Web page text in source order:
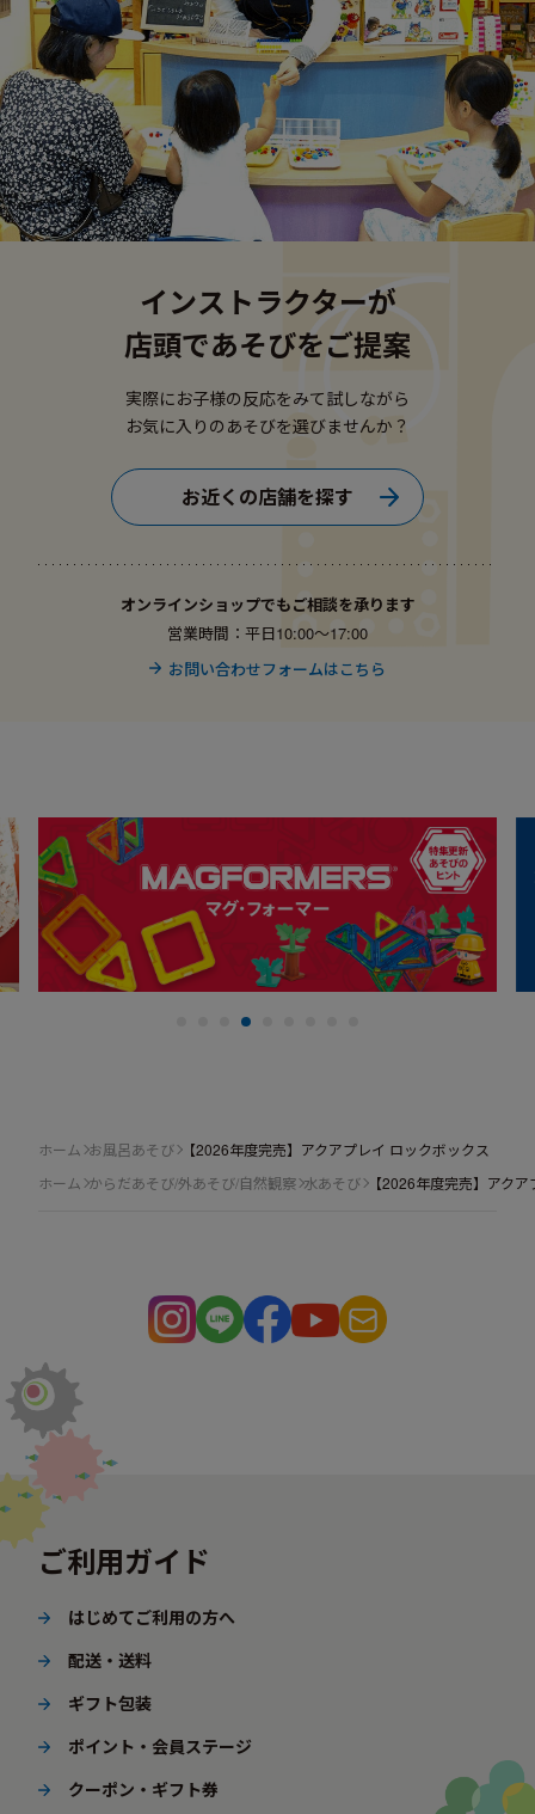
インストラクターが
店頭であそびをご提案
実際にお子様の反応をみて試しながら
お気に入りのあそびを選びませんか？
お近くの店舗を探す
オンラインショップでもご相談を承ります
営業時間：平日10:00〜17:00
お問い合わせフォームはこちら
ホーム お風呂あそび 【2026年度完売】アクアプレイ ロックボックス
ホーム からだあそび/外あそび/自然観察 水あそび 【2026年度完売】アク
ご利用ガイド
はじめてご利用の方へ
配送・送料
ギフト包装
ポイント・会員ステージ
クーポン・ギフト券